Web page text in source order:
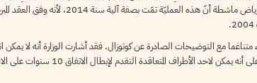
بخصوص التجديد الذّي تم منحه للشركة سنة 2014، فأشار رياض ماشطة أنّ
الصناعة الصادر يوم الأربعاء 09 ديسمبر 2015، جاء متناغما مع التوضيحات الصادرة عن كوتوزال. فقد أشارت الوزارة
القريبة القادمة بالنظر الى بنود الاتفاق مع الشركة والذّي ينصّ على